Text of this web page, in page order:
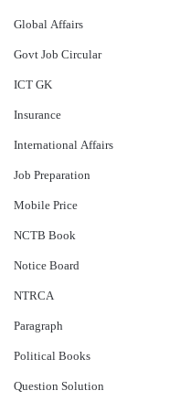
Global Affairs
Govt Job Circular
ICT GK
Insurance
International Affairs
Job Preparation
Mobile Price
NCTB Book
Notice Board
NTRCA
Paragraph
Political Books
Question Solution